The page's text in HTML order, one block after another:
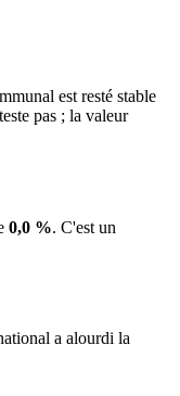
est resté stable
pas ; la valeur
0,0 %. C'est un
a alourdi la